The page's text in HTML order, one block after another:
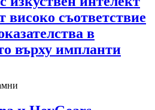
високо съответствие
в
върху импланти